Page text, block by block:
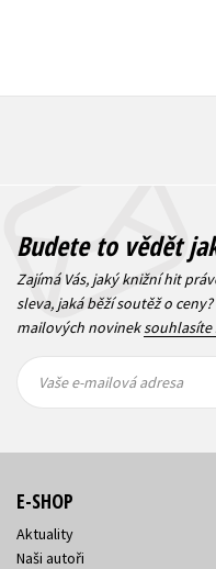
Budete to vědět
Zajímá Vás, jaký knižní hit
sleva, jaká běží soutěž o
mailových novineksouhlasíte
mailová
mailová
Vaše e-mailová adresa
E-SHOP
Aktuality
Naši autoři